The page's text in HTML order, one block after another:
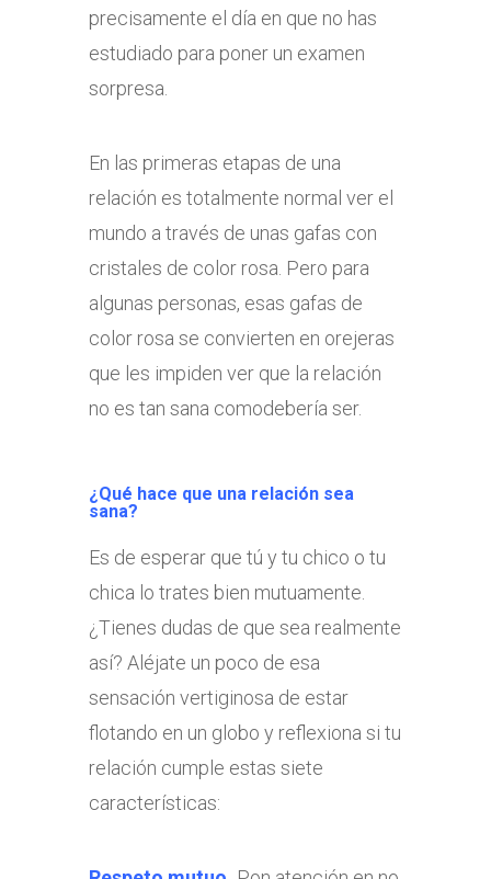
precisamente el día en que no has
estudiado para poner un examen
sorpresa.
En las primeras etapas de una
relación es totalmente normal ver el
mundo a través de unas gafas con
cristales de color rosa. Pero para
algunas personas, esas gafas de
color rosa se convierten en orejeras
que les impiden ver que la relación
no es tan sana comodebería ser.
¿Qué hace que una relación sea
sana?
Es de esperar que tú y tu chico o tu
chica lo trates bien mutuamente.
¿Tienes dudas de que sea realmente
así? Aléjate un poco de esa
sensación vertiginosa de estar
flotando en un globo y reflexiona si tu
relación cumple estas siete
características: